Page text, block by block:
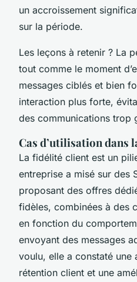
un accroissement
sur la période.
Les leçons à retenir ? La
tout comme le moment
messages ciblés et bien
interaction plus forte,
des communications trop
Cas d’utilisation dans
La fidélité client est un
entreprise a misé sur des
proposant des offres
fidèles, combinées à des
en fonction du
envoyant des messages
voulu, elle a constaté une
rétention client et une